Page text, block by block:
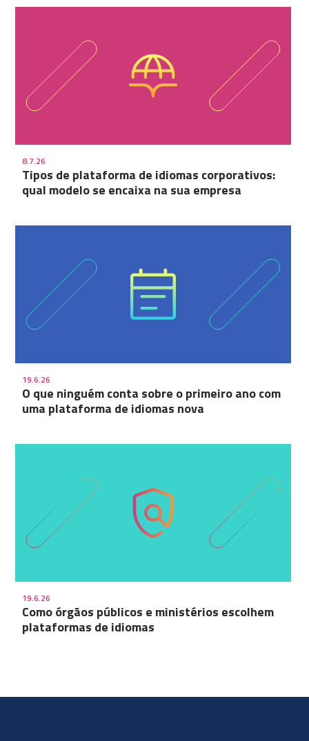
8.7.26
Tipos de plataforma de idiomas corporativos:
qual modelo se encaixa na sua empresa
19.6.26
O que ninguém conta sobre o primeiro ano com
uma plataforma de idiomas nova
19.6.26
Como órgãos públicos e ministérios escolhem
plataformas de idiomas